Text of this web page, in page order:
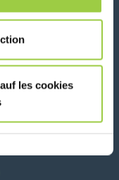
les cookies